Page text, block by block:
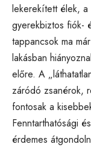
lekerekített élek,
gyerekbiztos fiók-
tappancsok ma
lakásban
előre. A
záródó zsanérok,
fontosak a
Fenntarthatósági
érdemes